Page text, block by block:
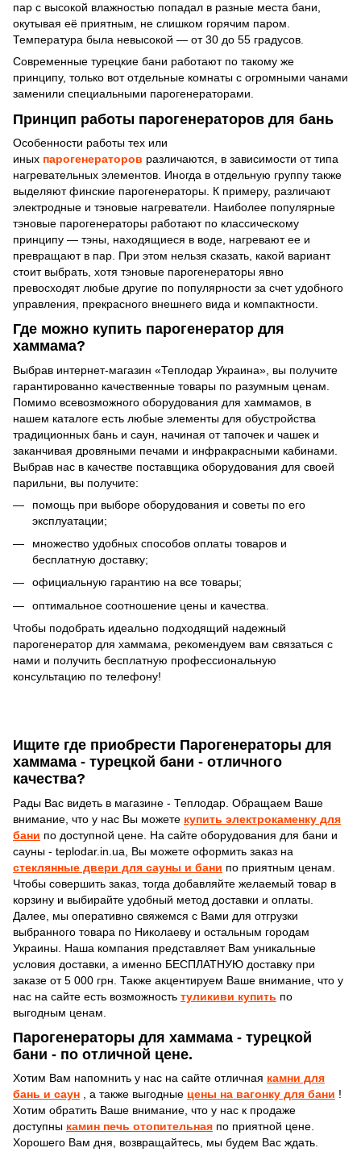
пар с высокой влажностью попадал в разные места бани,
окутывая её приятным, не слишком горячим паром.
Температура была невысокой — от 30 до 55 градусов.
Современные турецкие бани работают по такому же
принципу, только вот отдельные комнаты с огромными чанами
заменили специальными парогенераторами.
Принцип работы парогенераторов для бань
Особенности работы тех или
иных парогенераторов различаются, в зависимости от типа
нагревательных элементов. Иногда в отдельную группу также
выделяют финские парогенераторы. К примеру, различают
электродные и тэновые нагреватели. Наиболее популярные
тэновые парогенераторы работают по классическому
принципу — тэны, находящиеся в воде, нагревают ее и
превращают в пар. При этом нельзя сказать, какой вариант
стоит выбрать, хотя тэновые парогенераторы явно
превосходят любые другие по популярности за счет удобного
управления, прекрасного внешнего вида и компактности.
Где можно купить парогенератор для
хаммама?
Выбрав интернет-магазин «Теплодар Украина», вы получите
гарантированно качественные товары по разумным ценам.
Помимо всевозможного оборудования для хаммамов, в
нашем каталоге есть любые элементы для обустройства
традиционных бань и саун, начиная от тапочек и чашек и
заканчивая дровяными печами и инфракрасными кабинами.
Выбрав нас в качестве поставщика оборудования для своей
парильни, вы получите:
помощь при выборе оборудования и советы по его
эксплуатации;
множество удобных способов оплаты товаров и
бесплатную доставку;
официальную гарантию на все товары;
оптимальное соотношение цены и качества.
Чтобы подобрать идеально подходящий надежный
парогенератор для хаммама, рекомендуем вам связаться с
нами и получить бесплатную профессиональную
консультацию по телефону!
Ищите где приобрести Парогенераторы для
хаммама - турецкой бани - отличного
качества?
Рады Вас видеть в магазине - Теплодар. Обращаем Ваше
внимание, что у нас Вы можете купить электрокаменку для
бани по доступной цене. На сайте оборудования для бани и
сауны - teplodar.in.ua, Вы можете оформить заказ на
стеклянные двери для сауны и бани по приятным ценам.
Чтобы совершить заказ, тогда добавляйте желаемый товар в
корзину и выбирайте удобный метод доставки и оплаты.
Далее, мы оперативно свяжемся с Вами для отгрузки
выбранного товара по Николаеву и остальным городам
Украины. Наша компания представляет Вам уникальные
условия доставки, а именно БЕСПЛАТНУЮ доставку при
заказе от 5 000 грн. Также акцентируем Ваше внимание, что у
нас на сайте есть возможность туликиви купить по
выгодным ценам.
Парогенераторы для хаммама - турецкой
бани - по отличной цене.
Хотим Вам напомнить у нас на сайте отличная камни для
бань и саун , а также выгодные цены на вагонку для бани !
Хотим обратить Ваше внимание, что у нас к продаже
доступны камин печь отопительная по приятной цене.
Хорошего Вам дня, возвращайтесь, мы будем Вас ждать.